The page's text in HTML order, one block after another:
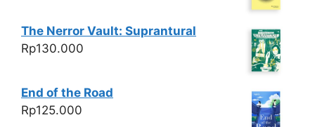
The Nerror Vault: Suprantural
Rp130.000
End of the Road
Rp125.000